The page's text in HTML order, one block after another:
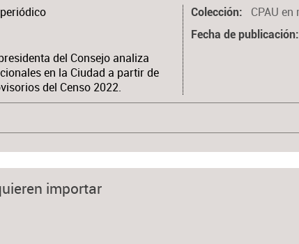
del Consejo analiza
en la Ciudad a partir de
del Censo 2022.
Colección CPAU en
Fecha de publicación
importar